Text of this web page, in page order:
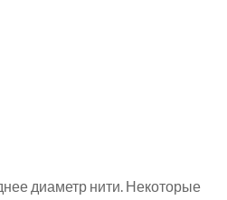
диаметр нити. Некоторые